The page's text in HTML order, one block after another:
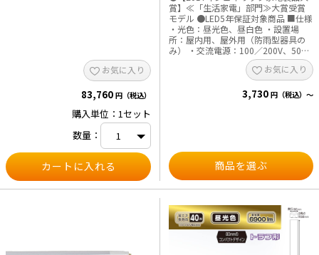
お気に入り
83,760 円（税込）
購入単位：1セット
数量：
賞】≪「生活家電」部門≫大賞受賞
モデル ●LED5年保証対象商品 ■仕様
・光色：昼光色、昼白色 ・設置場
所：屋内用、屋外用（防雨型器具の
み） ・交流電源：100／200V、50／
60Hz ・寸法：全長1198×外径
28mm ・質量：285g ・定格消費電
力：20W ・定格入力電流 100V：
0.22A 200V：0.11A ・全光束：
2400lm ・平均演色評価数：Ra82 ・
使用の器具がHfインバーター方式専
用であり、他のスタート方式と併用
していないことを器具メーカーへ確
認の上、お買い求めください。 他の
用の器具に使用すると発火・発煙・
破損のおそれがあります。
お気に入り
3,730 円（税込）～
商品を選ぶ